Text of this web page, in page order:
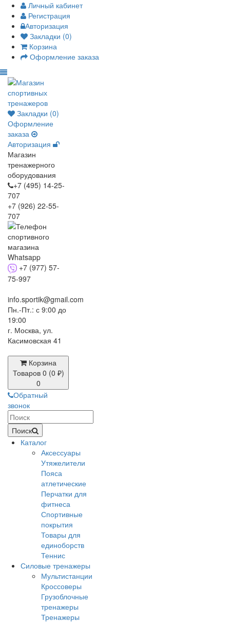
Личный кабинет
Регистрация
Авторизация
Закладки (0)
Корзина
Оформление заказа
Закладки (0)
Оформление
заказа
Авторизация
Магазин
тренажерного
оборудования
+7 (495) 14-25-
707
+7 (926) 22-55-
707
+7 (977) 57-
75-997
info.sportik@gmail.com
Пн.-Пт.: с 9:00 до
19:00
г. Москва, ул.
Касимовская 41
Корзина
Товаров 0 (0 ₽)
0
Обратный
звонок
Поиск
Каталог
Аксессуары
Утяжелители
Пояса
атлетические
Перчатки для
фитнеса
Спортивные
покрытия
Товары для
единоборств
Теннис
Силовые тренажеры
Мультистанции
Кроссоверы
Грузоблочные
тренажеры
Тренажеры